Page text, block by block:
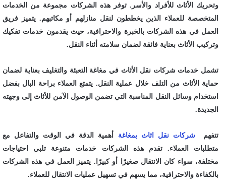
وتحريك الأثاث للأفراد والأسر. توفر هذه الشركات مجموعة من الخدمات
المتخصصة للعملاء الذين يخططون لنقل منازلهم أو مكاتبهم. يتميز فريق
العمل في هذه الشركات بالخبرة والاحترافية، حيث يقدمون خدمات تفكيك
وتركيب الأثاث بعناية فائقة لضمان سلامته أثناء النقل.
تشمل خدمات شركات نقل الأثاث في مغاغة التعبئة والتغليف بعناية لضمان
حماية الأثاث من التلف خلال عملية النقل. يتمتع العملاء براحة البال بفضل
استخدام وسائل النقل المناسبة التي تضمن الوصول الآمن للأثاث إلى وجهته
الجديدة.
تتفهمشركات نقل اثاث بمغاغة أهمية الدقة في الوقت والتفاعل مع
متطلبات العملاء. تقدم هذه الشركات خدمات متنوعة تلبي احتياجات
مختلفة، سواء كان الانتقال صغيرًا أو كبيرًا. يتميز العمل في هذه الشركات
بالكفاءة والاحترافية، مما يسهم في تسهيل عمليات الانتقال للعملاء.